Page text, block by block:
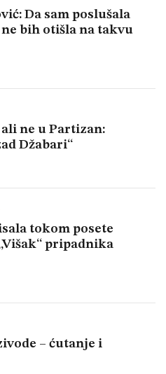
Da sam poslušala
bih otišla na takvu
ne u Partizan:
Džabari“
tokom posete
pripadnika
– ćutanje i